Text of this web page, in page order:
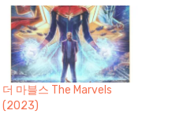
더 마블스 The Marvels
(2023)